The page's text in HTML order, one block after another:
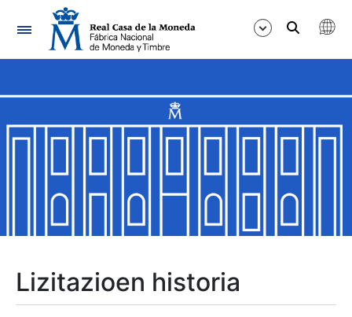
Nabigazioa
Erakutsi/Ezkutatu
Erakutsi/Ezkutatu
Erakutsi/Ezkutatu
Lizitazioen historia